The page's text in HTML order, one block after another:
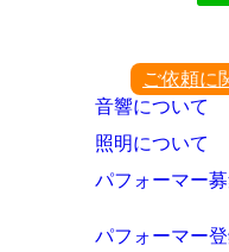
ご依頼に
音響について
照明について
パフォーマー
パフォーマー